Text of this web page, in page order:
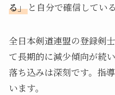
る」と自分で確信してい
全日本剣道連盟の登録剣
て長期的に減少傾向が続
落ち込みは深刻です。指
います。